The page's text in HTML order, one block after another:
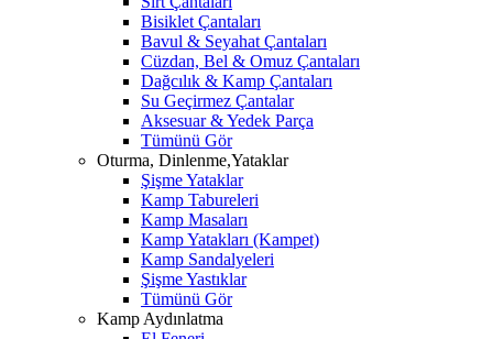
Bisiklet Çantaları
Bavul & Seyahat Çantaları
Cüzdan, Bel & Omuz Çantaları
Dağcılık & Kamp Çantaları
Su Geçirmez Çantalar
Aksesuar & Yedek Parça
Tümünü Gör
Oturma, Dinlenme,Yataklar
Şişme Yataklar
Kamp Tabureleri
Kamp Masaları
Kamp Yatakları (Kampet)
Kamp Sandalyeleri
Şişme Yastıklar
Tümünü Gör
Kamp Aydınlatma